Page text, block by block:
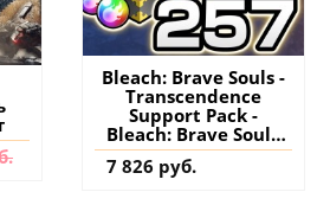
Bleach: Brave Souls -
Transcendence
Support Pack -
Bleach: Brave Souls
Anime Game PS4
(Турция) купить
7 826 руб.